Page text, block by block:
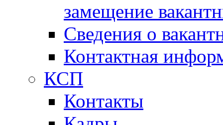
замещение
Сведения о
Контактная
КСП
Контакты